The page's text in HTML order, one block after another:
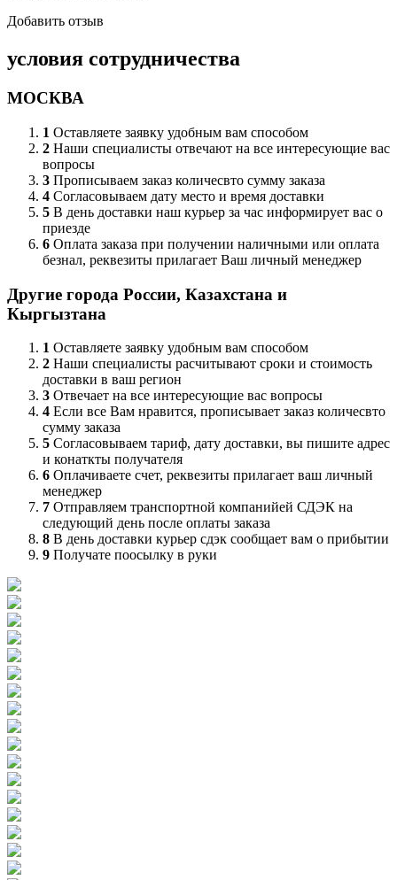
Добавить отзыв
условия сотрудничества
МОСКВА
1 Оставляете заявку удобным вам способом
2 Наши специалисты отвечают на все интересующие вас
вопросы
3 Прописываем заказ количесвто сумму заказа
4 Согласовываем дату место и время доставки
5 В день доставки наш курьер за час информирует вас о
приезде
6 Оплата заказа при получении наличными или оплата
безнал, реквезиты прилагает Ваш личный менеджер
Другие города России, Казахстана и
Кыргызтана
1 Оставляете заявку удобным вам способом
2 Наши специалисты расчитывают сроки и стоимость
доставки в ваш регион
3 Отвечает на все интересующие вас вопросы
4 Если все Вам нравится, прописывает заказ количесвто
сумму заказа
5 Согласовываем тариф, дату доставки, вы пишите адрес
и конаткты получателя
6 Оплачиваете счет, реквезиты прилагает ваш личный
менеджер
7 Отправляем транспортной компанийей СДЭК на
следующий день после оплаты заказа
8 В день доставки курьер сдэк сообщает вам о прибытии
9 Получате поосылку в руки